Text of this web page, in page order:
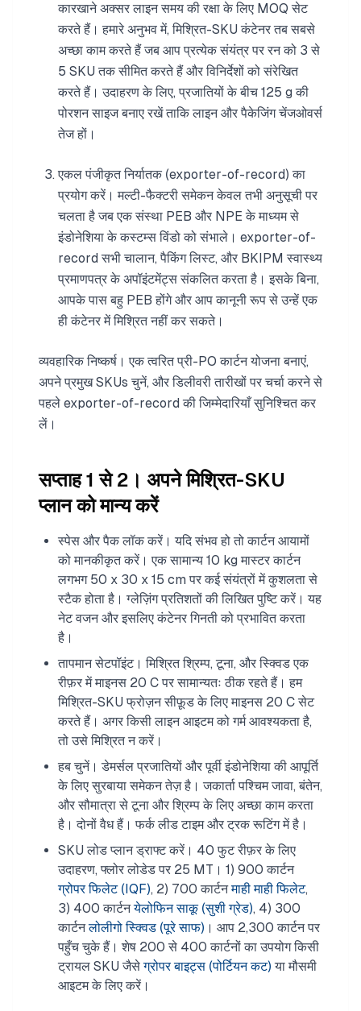
कारखाने अक्सर लाइन समय की रक्षा के लिए MOQ सेट
करते हैं। हमारे अनुभव में, मिश्रित-SKU कंटेनर तब सबसे
अच्छा काम करते हैं जब आप प्रत्येक संयंत्र पर रन को 3 से
5 SKU तक सीमित करते हैं और विनिर्देशों को संरेखित
करते हैं। उदाहरण के लिए, प्रजातियों के बीच 125 g की
पोरशन साइज बनाए रखें ताकि लाइन और पैकेजिंग चेंजओवर्स
तेज हों।
एकल पंजीकृत निर्यातक (exporter-of-record) का
प्रयोग करें। मल्टी-फैक्टरी समेकन केवल तभी अनुसूची पर
चलता है जब एक संस्था PEB और NPE के माध्यम से
इंडोनेशिया के कस्टम्स विंडो को संभाले। exporter-of-
record सभी चालान, पैकिंग लिस्ट, और BKIPM स्वास्थ्य
प्रमाणपत्र के अपॉइंटमेंट्स संकलित करता है। इसके बिना,
आपके पास बहु PEB होंगे और आप कानूनी रूप से उन्हें एक
ही कंटेनर में मिश्रित नहीं कर सकते।
व्यवहारिक निष्कर्ष। एक त्वरित प्री-PO कार्टन योजना बनाएं,
अपने प्रमुख SKUs चुनें, और डिलीवरी तारीखों पर चर्चा करने से
पहले exporter-of-record की जिम्मेदारियाँ सुनिश्चित कर
लें।
सप्ताह 1 से 2। अपने मिश्रित-SKU
प्लान को मान्य करें
स्पेस और पैक लॉक करें। यदि संभव हो तो कार्टन आयामों
को मानकीकृत करें। एक सामान्य 10 kg मास्टर कार्टन
लगभग 50 x 30 x 15 cm पर कई संयंत्रों में कुशलता से
स्टैक होता है। ग्लेज़िंग प्रतिशतों की लिखित पुष्टि करें। यह
नेट वजन और इसलिए कंटेनर गिनती को प्रभावित करता
है।
तापमान सेटपॉइंट। मिश्रित श्रिम्प, टूना, और स्क्विड एक
रीफ़र में माइनस 20 C पर सामान्यतः ठीक रहते हैं। हम
मिश्रित-SKU फ्रोज़न सीफ़ूड के लिए माइनस 20 C सेट
करते हैं। अगर किसी लाइन आइटम को गर्म आवश्यकता है,
तो उसे मिश्रित न करें।
हब चुनें। डेमर्सल प्रजातियों और पूर्वी इंडोनेशिया की आपूर्ति
के लिए सुरबाया समेकन तेज़ है। जकार्ता पश्चिम जावा, बंतेन,
और सौमात्रा से टूना और श्रिम्प के लिए अच्छा काम करता
है। दोनों वैध हैं। फर्क लीड टाइम और ट्रक रूटिंग में है।
SKU लोड प्लान ड्राफ्ट करें। 40 फुट रीफ़र के लिए
उदाहरण, फ्लोर लोडेड पर 25 MT। 1) 900 कार्टन
ग्रोपर फिलेट (IQF), 2) 700 कार्टनमाही माही फिलेट,
3) 400 कार्टनयेलोफिन साकू (सुशी ग्रेड), 4) 300
कार्टनलोलीगो स्क्विड (पूरे साफ) । आप 2,300 कार्टन पर
पहुँच चुके हैं। शेष 200 से 400 कार्टनों का उपयोग किसी
ट्रायल SKU जैसेग्रोपर बाइट्स (पोर्टियन कट) या मौसमी
आइटम के लिए करें।